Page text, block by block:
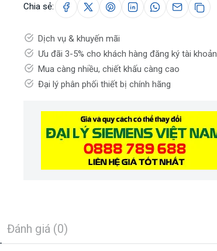
Chia sẻ:
Dịch vụ & khuyến mãi
Ưu đãi 3-5% cho khách hàng đăng ký tài khoản
Mua càng nhiều, chiết khấu càng cao
Đại lý phân phối thiết bị chính hãng
Đánh giá (0)